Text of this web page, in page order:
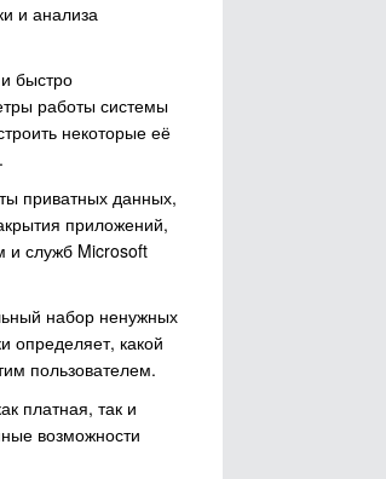
и анализа
быстро
работы системы
некоторые её
приватных данных,
приложений,
и служб Microsoft
набор ненужных
определяет, какой
пользователем.
платная, так и
возможности